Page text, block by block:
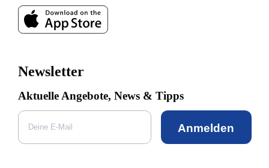
Newsletter
Aktuelle Angebote, News & Tipps
Anmelden